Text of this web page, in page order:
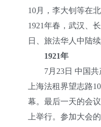
10月，李大钊等在
1921年春，武汉、
日、旅法华人中陆
1921年
7月23日 中国共
上海法租界望志路
幕。最后一天的会
上举行。参加大会